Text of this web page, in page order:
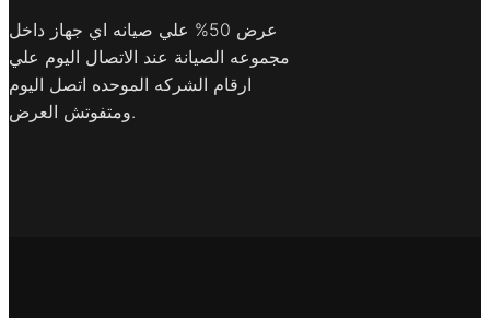
عرض 50% علي صيانه اي جهاز داخل
مجموعه الصيانة عند الاتصال اليوم علي
ارقام الشركه الموحده اتصل اليوم
ومتفوتش العرض.​